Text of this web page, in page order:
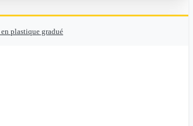
plastique gradué